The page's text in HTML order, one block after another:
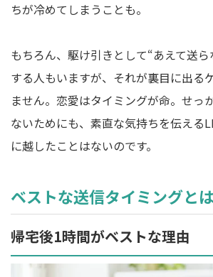
ちが冷めてしまうことも。
もちろん、駆け引きとして“あえて送
する人もいますが、それが裏目に出る
ません。恋愛はタイミングが命。せっ
ないためにも、素直な気持ちを伝える
に越したことはないのです。
ベストな送信タイミングと
帰宅後1時間がベストな理由